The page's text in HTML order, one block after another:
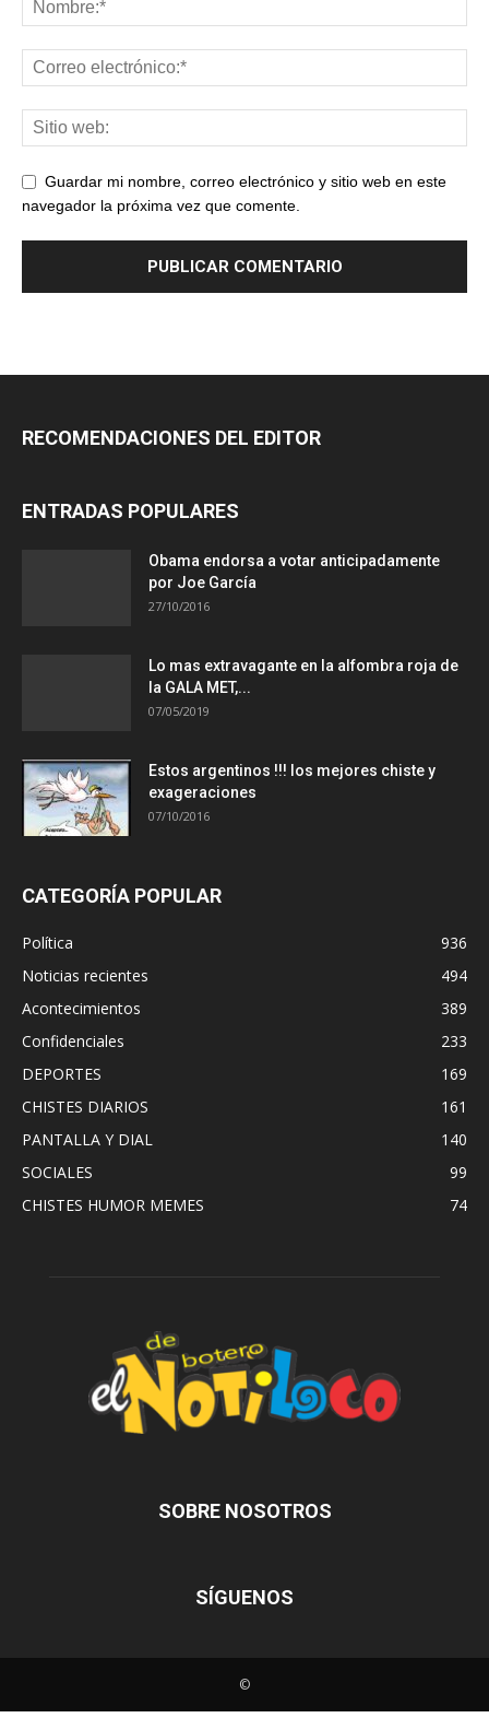
Guardar mi nombre, correo electrónico y sitio web en este
navegador la próxima vez que comente.
RECOMENDACIONES DEL EDITOR
ENTRADAS POPULARES
Obama endorsa a votar anticipadamente
por Joe García
27/10/2016
Lo mas extravagante en la alfombra roja de
la GALA MET,...
07/05/2019
Estos argentinos !!! los mejores chiste y
exageraciones
07/10/2016
CATEGORÍA POPULAR
Política
936
Noticias recientes
494
Acontecimientos
389
Confidenciales
233
DEPORTES
169
CHISTES DIARIOS
161
PANTALLA Y DIAL
140
SOCIALES
99
CHISTES HUMOR MEMES
74
SOBRE NOSOTROS
SÍGUENOS
©